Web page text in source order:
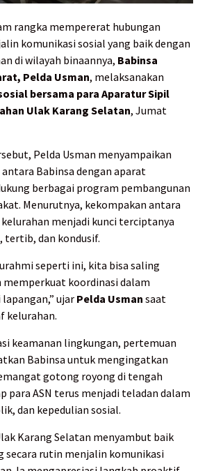
rangka mempererat hubungan
komunikasi sosial yang baik dengan
di wilayah binaannya, Babinsa
Pelda Usman, melaksanakan
bersama para Aparatur Sipil
Ulak Karang Selatan, Jumat
Pelda Usman menyampaikan
Babinsa dengan aparat
berbagai program pembangunan
Menurutnya, kekompakan antara
menjadi kunci terciptanya
tertib, dan kondusif.
seperti ini, kita bisa saling
koordinasi dalam
ujar Pelda Usman saat
kelurahan.
keamanan lingkungan, pertemuan
Babinsa untuk mengingatkan
gotong royong di tengah
para ASN terus menjadi teladan dalam
dan kepedulian sosial.
Karang Selatan menyambut baik
secara rutin menjalin komunikasi